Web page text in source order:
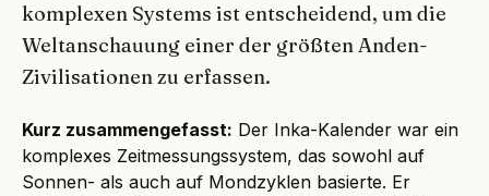
komplexen Systems ist entscheidend, um die
Weltanschauung einer der größten Anden-
Zivilisationen zu erfassen.
Kurz zusammengefasst: Der Inka-Kalender war ein
komplexes Zeitmessungssystem, das sowohl auf
Sonnen- als auch auf Mondzyklen basierte. Er